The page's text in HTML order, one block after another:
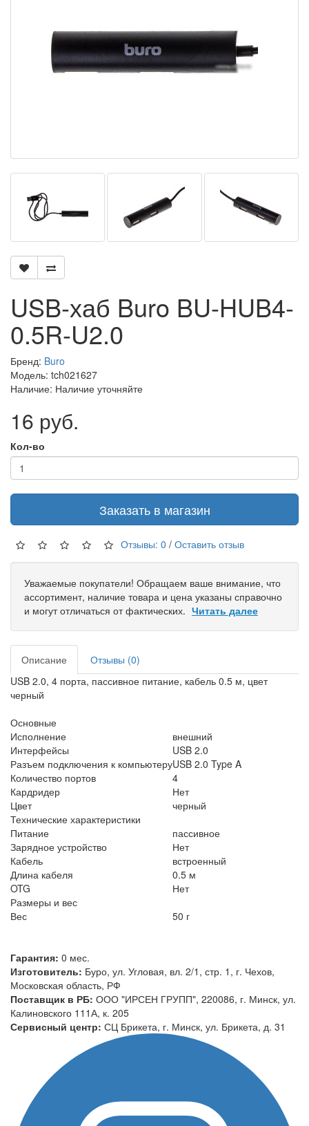
USB-хаб Buro BU-HUB4-
0.5R-U2.0
Бренд: Buro
Модель: tch021627
Наличие: Наличие уточняйте
16 руб.
Кол-во
Заказать в магазин
Отзывы: 0 / Оставить отзыв
Уважаемые покупатели! Обращаем ваше внимание, что
ассортимент, наличие товара и цена указаны справочно
и могут отличаться от фактических. Читать далее
Описание
Отзывы (0)
USB 2.0, 4 порта, пассивное питание, кабель 0.5 м, цвет
черный
Основные
Исполнение
внешний
Интерфейсы
USB 2.0
Разъем подключения к компьютеруUSB 2.0 Type A
Количество портов
4
Кардридер
Нет
Цвет
черный
Технические характеристики
Питание
пассивное
Зарядное устройство
Нет
Кабель
встроенный
Длина кабеля
0.5 м
OTG
Нет
Размеры и вес
Вес
50 г
Гарантия: 0 мес.
Изготовитель: Буро, ул. Угловая, вл. 2/1, стр. 1, г. Чехов,
Московская область, РФ
Поставщик в РБ: ООО "ИРСЕН ГРУПП", 220086, г. Минск, ул.
Калиновского 111А, к. 205
Сервисный центр: СЦ Брикета, г. Минск, ул. Брикета, д. 31